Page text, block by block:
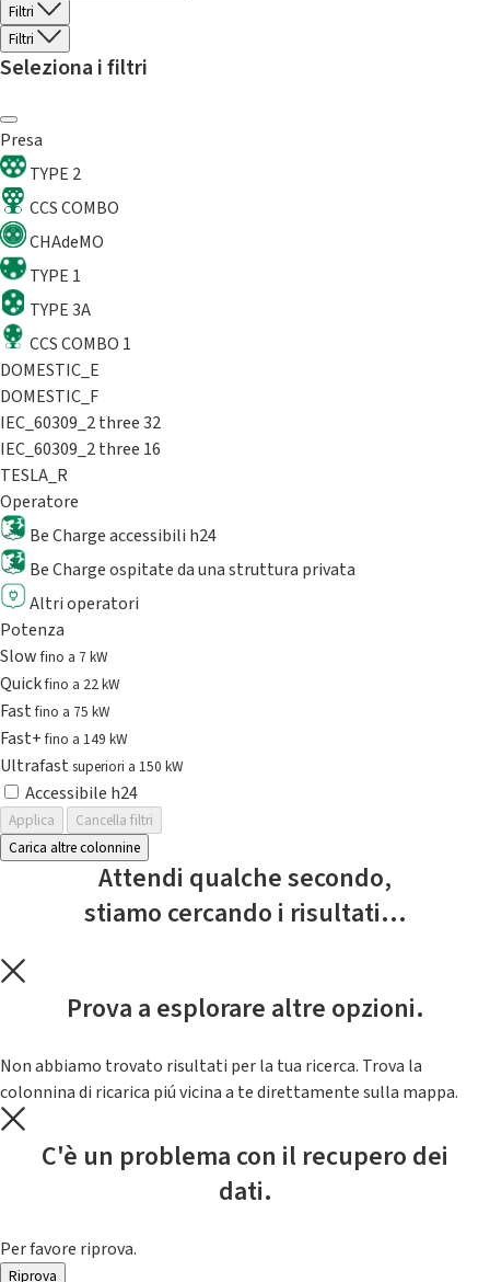
Filtri
Filtri
Seleziona i filtri
Presa
TYPE 2
CCS COMBO
CHAdeMO
TYPE 1
TYPE 3A
CCS COMBO 1
DOMESTIC_E
DOMESTIC_F
IEC_60309_2 three 32
IEC_60309_2 three 16
TESLA_R
Operatore
Be Charge accessibili h24
Be Charge ospitate da una struttura privata
Altri operatori
Potenza
Slowfino a 7 kW
Quickfino a 22 kW
Fastfino a 75 kW
Fast+fino a 149 kW
Ultrafast superiori a 150 kW
Accessibile h24
Applica
Cancella filtri
Carica altre colonnine
Attendi qualche secondo,
stiamo cercando i risultati...
Prova a esplorare altre opzioni.
Non abbiamo trovato risultati per la tua ricerca. Trova la
colonnina di ricarica piú vicina a te direttamente sulla mappa.
C'è un problema con il recupero dei
dati.
Per favore riprova.
Riprova